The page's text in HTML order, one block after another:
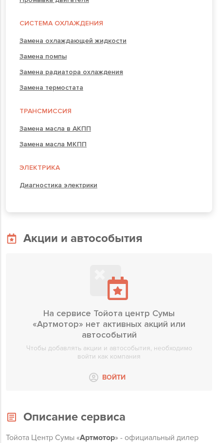
СИСТЕМА ОХЛАЖДЕНИЯ
Замена охлаждающей жидкости
Замена помпы
Замена радиатора охлаждения
Замена термостата
ТРАНСМИССИЯ
Замена масла в АКПП
Замена масла МКПП
ЭЛЕКТРИКА
Диагностика электрики
Акции и автособытия
На сервисе Тойота центр Сумы
«Артмотор» нет активных акций или
автособытий
Чтобы добавлять акции и автособытия, необходимо
войти как компания
ВОЙТИ
Описание сервиса
Тойота Центр Сумы «Артмотор» - официальный дилер